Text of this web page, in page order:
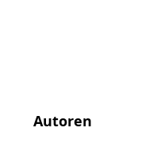
Autoren